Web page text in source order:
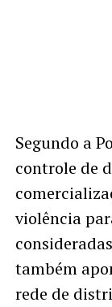
Segundo a
controle de
violência
também
rede de